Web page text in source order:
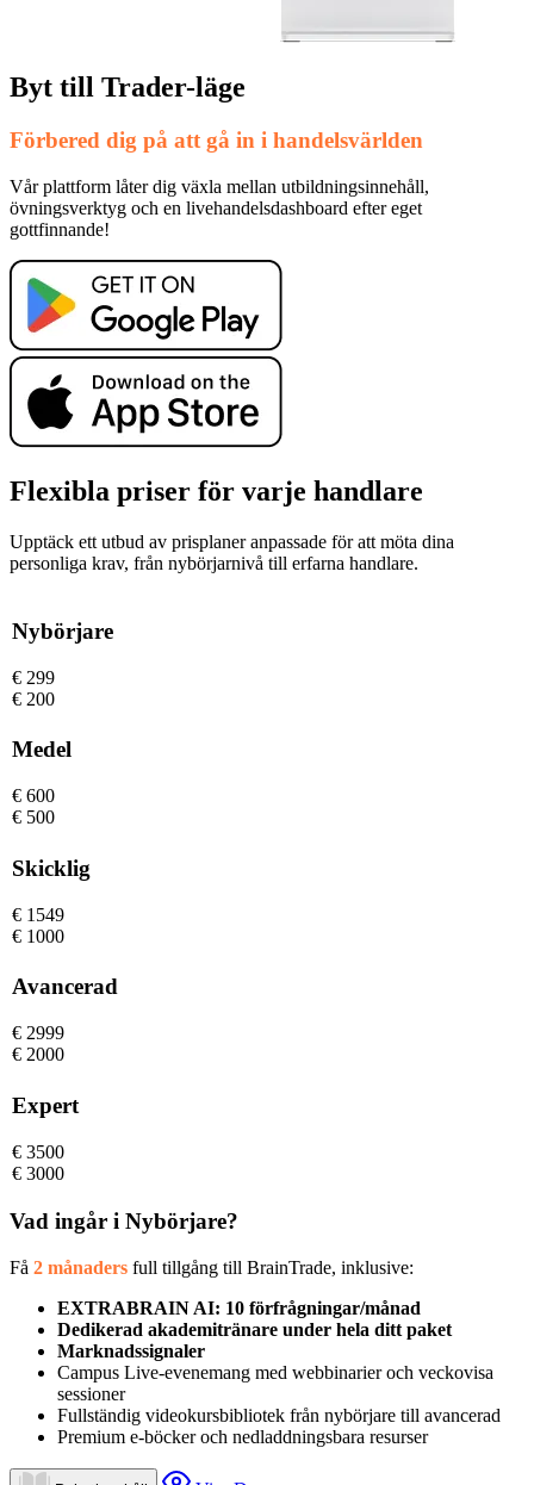
Byt till Trader-läge
Förbered dig på att gå in i handelsvärlden
Vår plattform låter dig växla mellan utbildningsinnehåll,
övningsverktyg och en livehandelsdashboard efter eget
gottfinnande!
Flexibla priser för varje handlare
Upptäck ett utbud av prisplaner anpassade för att möta dina
personliga krav, från nybörjarnivå till erfarna handlare.
Nybörjare
€ 299
€ 200
Medel
€ 600
€ 500
Skicklig
€ 1549
€ 1000
Avancerad
€ 2999
€ 2000
Expert
€ 3500
€ 3000
Vad ingår i Nybörjare?
Få 2 månaders full tillgång till BrainTrade, inklusive:
EXTRABRAIN AI: 10 förfrågningar/månad
Dedikerad akademitränare under hela ditt paket
Marknadssignaler
Campus Live-evenemang med webbinarier och veckovisa
sessioner
Fullständig videokursbibliotek från nybörjare till avancerad
Premium e-böcker och nedladdningsbara resurser